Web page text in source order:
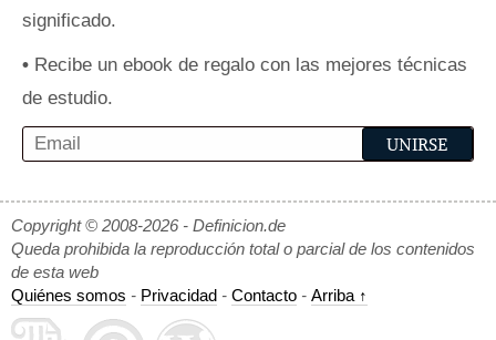
significado.
• Recibe un ebook de regalo con las mejores técnicas
de estudio.
Copyright © 2008-2026 - Definicion.de
Queda prohibida la reproducción total o parcial de los contenidos
de esta web
Quiénes somos - Privacidad - Contacto - Arriba ↑